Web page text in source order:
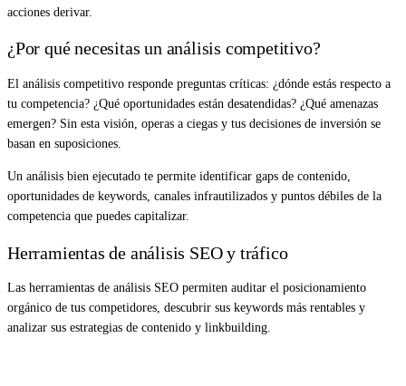
acciones derivar.
¿Por qué necesitas un análisis competitivo?
El análisis competitivo responde preguntas críticas: ¿dónde estás respecto a
tu competencia? ¿Qué oportunidades están desatendidas? ¿Qué amenazas
emergen? Sin esta visión, operas a ciegas y tus decisiones de inversión se
basan en suposiciones.
Un análisis bien ejecutado te permite identificar gaps de contenido,
oportunidades de keywords, canales infrautilizados y puntos débiles de la
competencia que puedes capitalizar.
Herramientas de análisis SEO y tráfico
Las herramientas de análisis SEO permiten auditar el posicionamiento
orgánico de tus competidores, descubrir sus keywords más rentables y
analizar sus estrategias de contenido y linkbuilding.